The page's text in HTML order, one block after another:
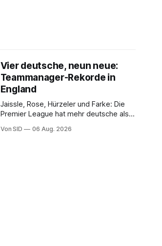
Vier deutsche, neun neue:
Teammanager-Rekorde in
England
Jaissle, Rose, Hürzeler und Farke: Die
Premier League hat mehr deutsche als
Von SID 06 Aug. 2026